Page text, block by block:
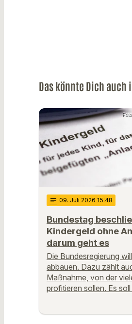
Das könnte Dich auch
notes 09. Juli 2026 15:48
Bundestag
Kindergeld ohne
darum geht es
Die Bundesregierung
abbauen. Dazu zählt
Maßnahme, von der
profitieren sollen. Es